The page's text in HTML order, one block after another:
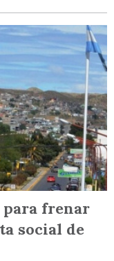
frenar
social de